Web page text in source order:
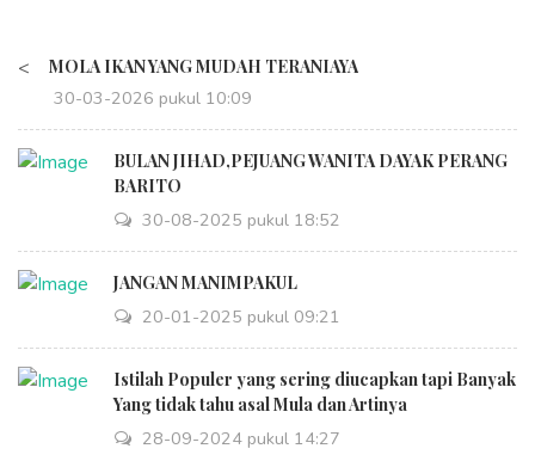
< MOLA IKAN YANG MUDAH TERANIAYA
30-03-2026 pukul 10:09
BULAN JIHAD,PEJUANG WANITA DAYAK PERANG
BARITO
30-08-2025 pukul 18:52
JANGAN MANIMPAKUL
20-01-2025 pukul 09:21
Istilah Populer yang sering diucapkan tapi Banyak
Yang tidak tahu asal Mula dan Artinya
28-09-2024 pukul 14:27